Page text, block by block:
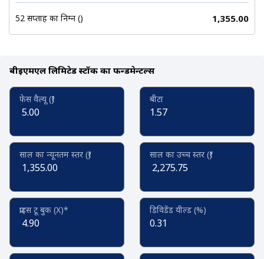
52 सप्ताह का निम्न (₹) 1,355.00
बीईएमएल लिमिटेड स्टॉक का फन्डमेन्टल्स
फेस वैल्यू (₹)
5.00
बीटा
1.57
साल का न्यूनतम स्तर (₹)
1,355.00
साल का उच्च स्तर (₹)
2,275.75
प्राइस टू बुक (X)*
4.90
डिविडेंड यील्ड (%)
0.31